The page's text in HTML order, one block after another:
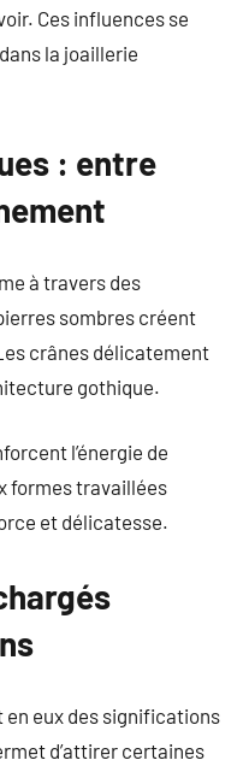
Ces influences se
la joaillerie
: entre
à travers des
sombres créent
crânes délicatement
gothique.
l’énergie de
formes travaillées
et délicatesse.
eux des significations
d’attirer certaines